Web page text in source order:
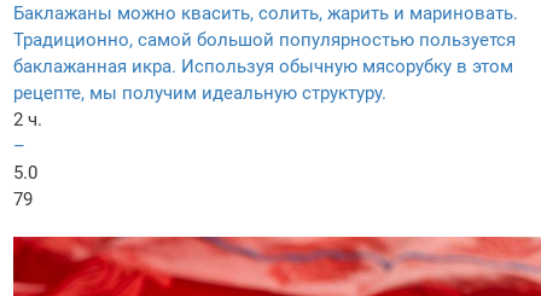
Баклажаны можно квасить, солить, жарить и мариновать.
Традиционно, самой большой популярностью пользуется
баклажанная икра. Используя обычную мясорубку в этом
рецепте, мы получим идеальную структуру.
2 ч.
–
5.0
79